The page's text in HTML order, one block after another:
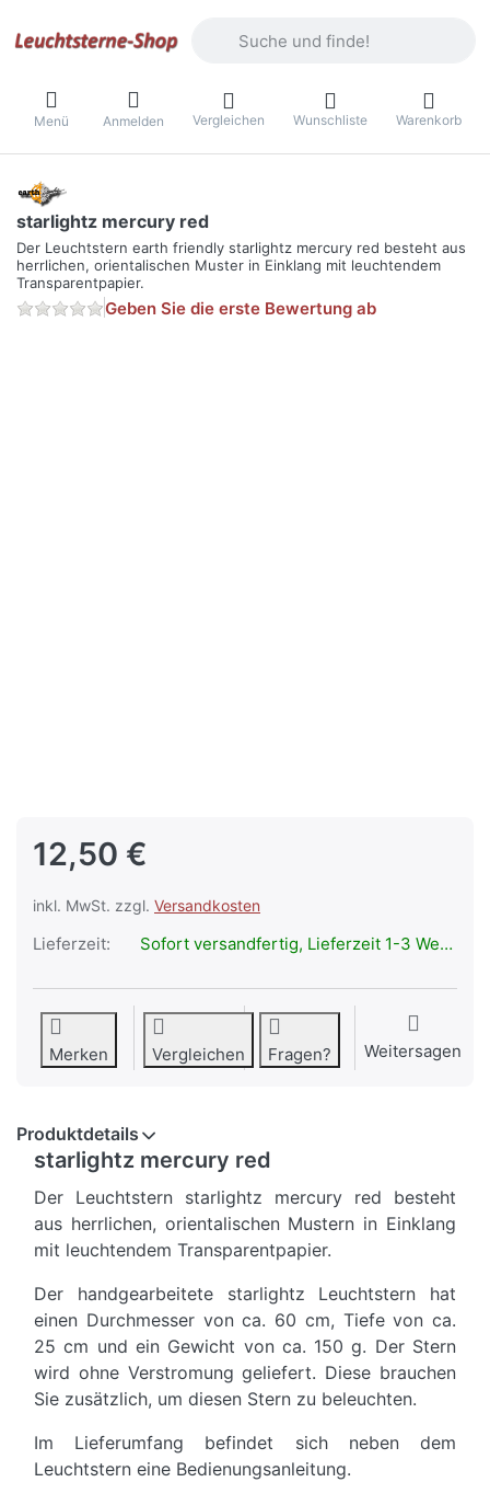
Menü Anmelden Vergleichen Wunschliste Warenkorb
starlightz mercury red
Der Leuchtstern earth friendly starlightz mercury red besteht aus
herrlichen, orientalischen Muster in Einklang mit leuchtendem
Transparentpapier.
Geben Sie die erste Bewertung ab
12,50 €
inkl. MwSt. zzgl. Versandkosten
Lieferzeit: Sofort versandfertig, Lieferzeit 1-3 Werktage.
Merken Vergleichen Fragen? Weitersagen
Produktdetails
starlightz mercury red
Der Leuchtstern starlightz mercury red besteht
aus herrlichen, orientalischen Mustern in Einklang
mit leuchtendem Transparentpapier.
Der handgearbeitete starlightz Leuchtstern hat
einen Durchmesser von ca. 60 cm, Tiefe von ca.
25 cm und ein Gewicht von ca. 150 g. Der Stern
wird ohne Verstromung geliefert. Diese brauchen
Sie zusätzlich, um diesen Stern zu beleuchten.
Im Lieferumfang befindet sich neben dem
Leuchtstern eine Bedienungsanleitung.